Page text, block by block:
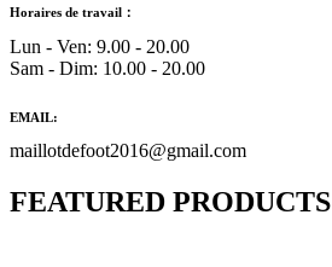
Horaires de travail：
Lun - Ven: 9.00 - 20.00
Sam - Dim: 10.00 - 20.00
EMAIL:
maillotdefoot2016@gmail.com
FEATURED PRODUCTS